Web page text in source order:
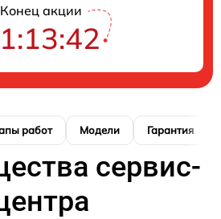
Конец акции
работ Модели Гарантия
сервис-